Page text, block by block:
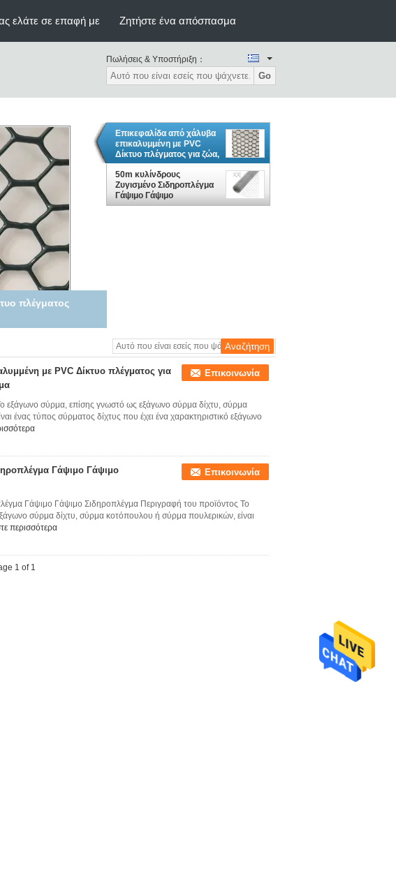
ελάτε σε επαφή με Ζητήστε ένα απόσπασμα
Πωλήσεις & Υποστήριξη：
Go
Γάψιμο
Επικεφαλίδα από χάλυβα
επικαλυμμένη με PVC
Δίκτυο πλέγματος για ζώα,
κοτόπουλο, έξιγωνο
πλέγμα
50m κυλίνδρους
Ζυγισμένο Σιδηροπλέγμα
Γάψιμο Γάψιμο
Σιδηροπλέγμα
με PVC Δίκτυο πλέγματος για
Επικοινωνία
εξάγωνο σύρμα, επίσης γνωστό ως εξάγωνο σύρμα δίχτυ, σύρμα
ένας τύπος σύρματος δίχτυς που έχει ένα χαρακτηριστικό εξάγωνο
Γάψιμο Γάψιμο
Επικοινωνία
Γάψιμο Γάψιμο Σιδηροπλέγμα Περιγραφή του προϊόντος Το
σύρμα δίχτυ, σύρμα κοτόπουλου ή σύρμα πουλερικών, είναι
περισσότερα
1 of 1